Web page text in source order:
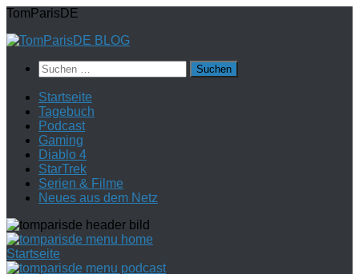
Zum
springen
TomParisDE
Suchen
nach:
Startseite
Tagebuch
Podcast
Gaming
Diablo 4
StarTrek
Serien & Filme
Neues aus dem Netz
Startseite